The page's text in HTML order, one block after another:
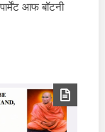
आफ बॉटनी